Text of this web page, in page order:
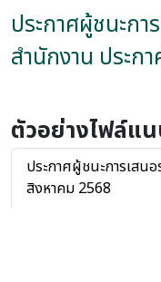
ประกาศผู้ชนะกา
สำนักงาน ประก
ตัวอย่างไฟล์แน
ประกาศผู้ชนะการเสน
สิงหาคม 2568